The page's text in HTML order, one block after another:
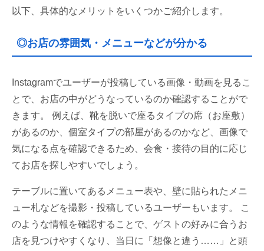
以下、具体的なメリットをいくつかご紹介します。
◎お店の雰囲気・メニューなどが分かる
Instagramでユーザーが投稿している画像・動画を見るこ
とで、お店の中がどうなっているのか確認することがで
きます。 例えば、靴を脱いで座るタイプの席（お座敷）
があるのか、個室タイプの部屋があるのかなど、画像で
気になる点を確認できるため、会食・接待の目的に応じ
てお店を探しやすいでしょう。
テーブルに置いてあるメニュー表や、壁に貼られたメニ
ュー札などを撮影・投稿しているユーザーもいます。 こ
のような情報を確認することで、ゲストの好みに合うお
店を見つけやすくなり、当日に「想像と違う……」と頭